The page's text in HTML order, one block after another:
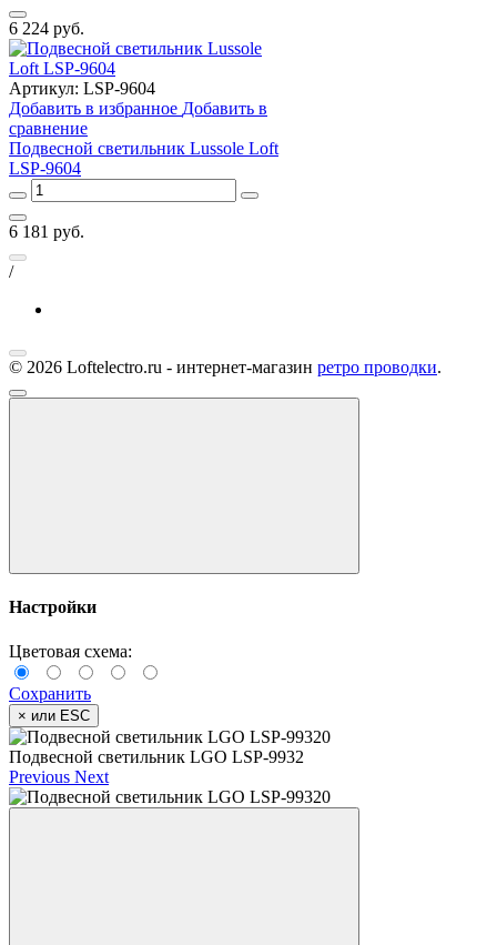
6 224 руб.
Артикул: LSP-9604
Добавить в избранное Добавить в
сравнение
Подвесной светильник Lussole Loft
LSP-9604
6 181 руб.
/
© 2026 Loftelectro.ru - интернет-магазин ретро проводки.
Настройки
Цветовая схема:
Сохранить
× или ESC
Подвесной светильник LGO LSP-9932
Previous Next